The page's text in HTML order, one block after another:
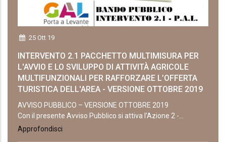
25 Ott 19
INTERVENTO 2.1 PACCHETTO MULTIMISURA PER
L'AVVIO E LO SVILUPPO DI ATTIVITÀ AGRICOLE
MULTIFUNZIONALI PER RAFFORZARE L’OFFERTA
TURISTICA DELL'AREA - VERSIONE OTTOBRE 2019
AVVISO PUBBLICO – VERSIONE OTTOBRE 2019
Con il presente Avviso Pubblico si attiva l’Azione 2 -...
Approfondisci